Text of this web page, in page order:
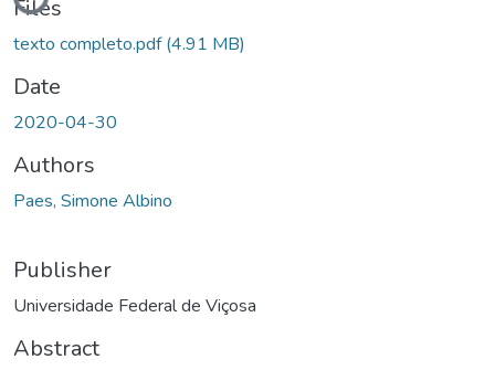
Files
texto completo.pdf(4.91 MB)
Date
2020-04-30
Authors
Paes, Simone Albino
Publisher
Universidade Federal de Viçosa
Abstract